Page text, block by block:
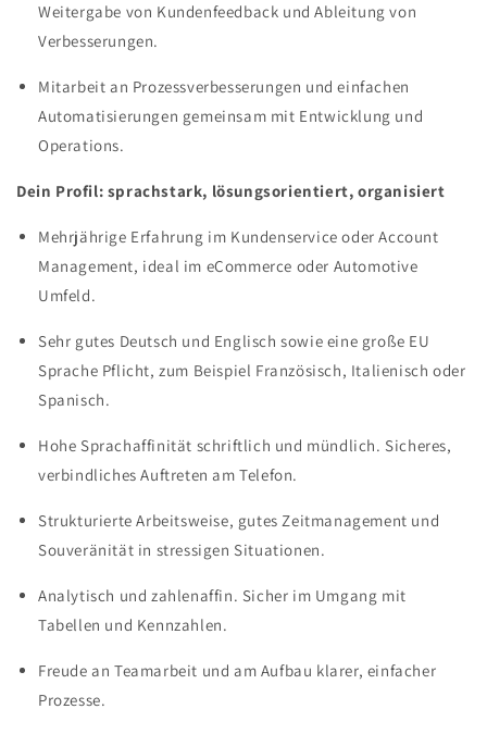
Weitergabe von Kundenfeedback und Ableitung von
Verbesserungen.
Mitarbeit an Prozessverbesserungen und einfachen
Automatisierungen gemeinsam mit Entwicklung und
Operations.
Dein Profil: sprachstark, lösungsorientiert, organisiert
Mehrjährige Erfahrung im Kundenservice oder Account
Management, ideal im eCommerce oder Automotive
Umfeld.
Sehr gutes Deutsch und Englisch sowie eine große EU
Sprache Pflicht, zum Beispiel Französisch, Italienisch oder
Spanisch.
Hohe Sprachaffinität schriftlich und mündlich. Sicheres,
verbindliches Auftreten am Telefon.
Strukturierte Arbeitsweise, gutes Zeitmanagement und
Souveränität in stressigen Situationen.
Analytisch und zahlenaffin. Sicher im Umgang mit
Tabellen und Kennzahlen.
Freude an Teamarbeit und am Aufbau klarer, einfacher
Prozesse.